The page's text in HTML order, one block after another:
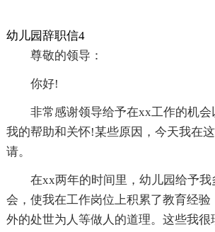
幼儿园辞职信4
尊敬的领导：
你好!
非常感谢领导给予在xx工作的机
我的帮助和关怀!某些原因，今天我在
请。
在xx两年的时间里，幼儿园给予
会，使我在工作岗位上积累了教育经验
外的处世为人等做人的道理。这些我